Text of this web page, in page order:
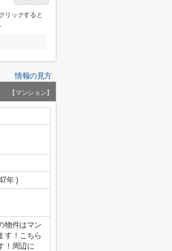
リックすると
情報の見方
【マンション】
年 )
物件はマン
す！こちら
！周辺に